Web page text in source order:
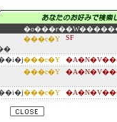
�o���ғ�
���c�Y SF
���c�Y
���c�Y
���c�Y